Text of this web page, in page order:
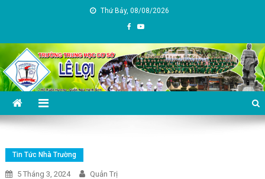
Thứ Bảy, 08/08/2026
Trường THCS Lê Lợi – TP Đà
Nẵng
Tin Tức Nhà Trường
5 Tháng 3, 2024 Quản Trị